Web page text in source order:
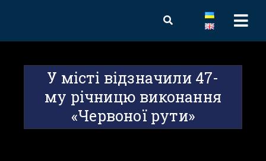
У місті відзначили 47-
му річницю виконання
«Червоної рути»